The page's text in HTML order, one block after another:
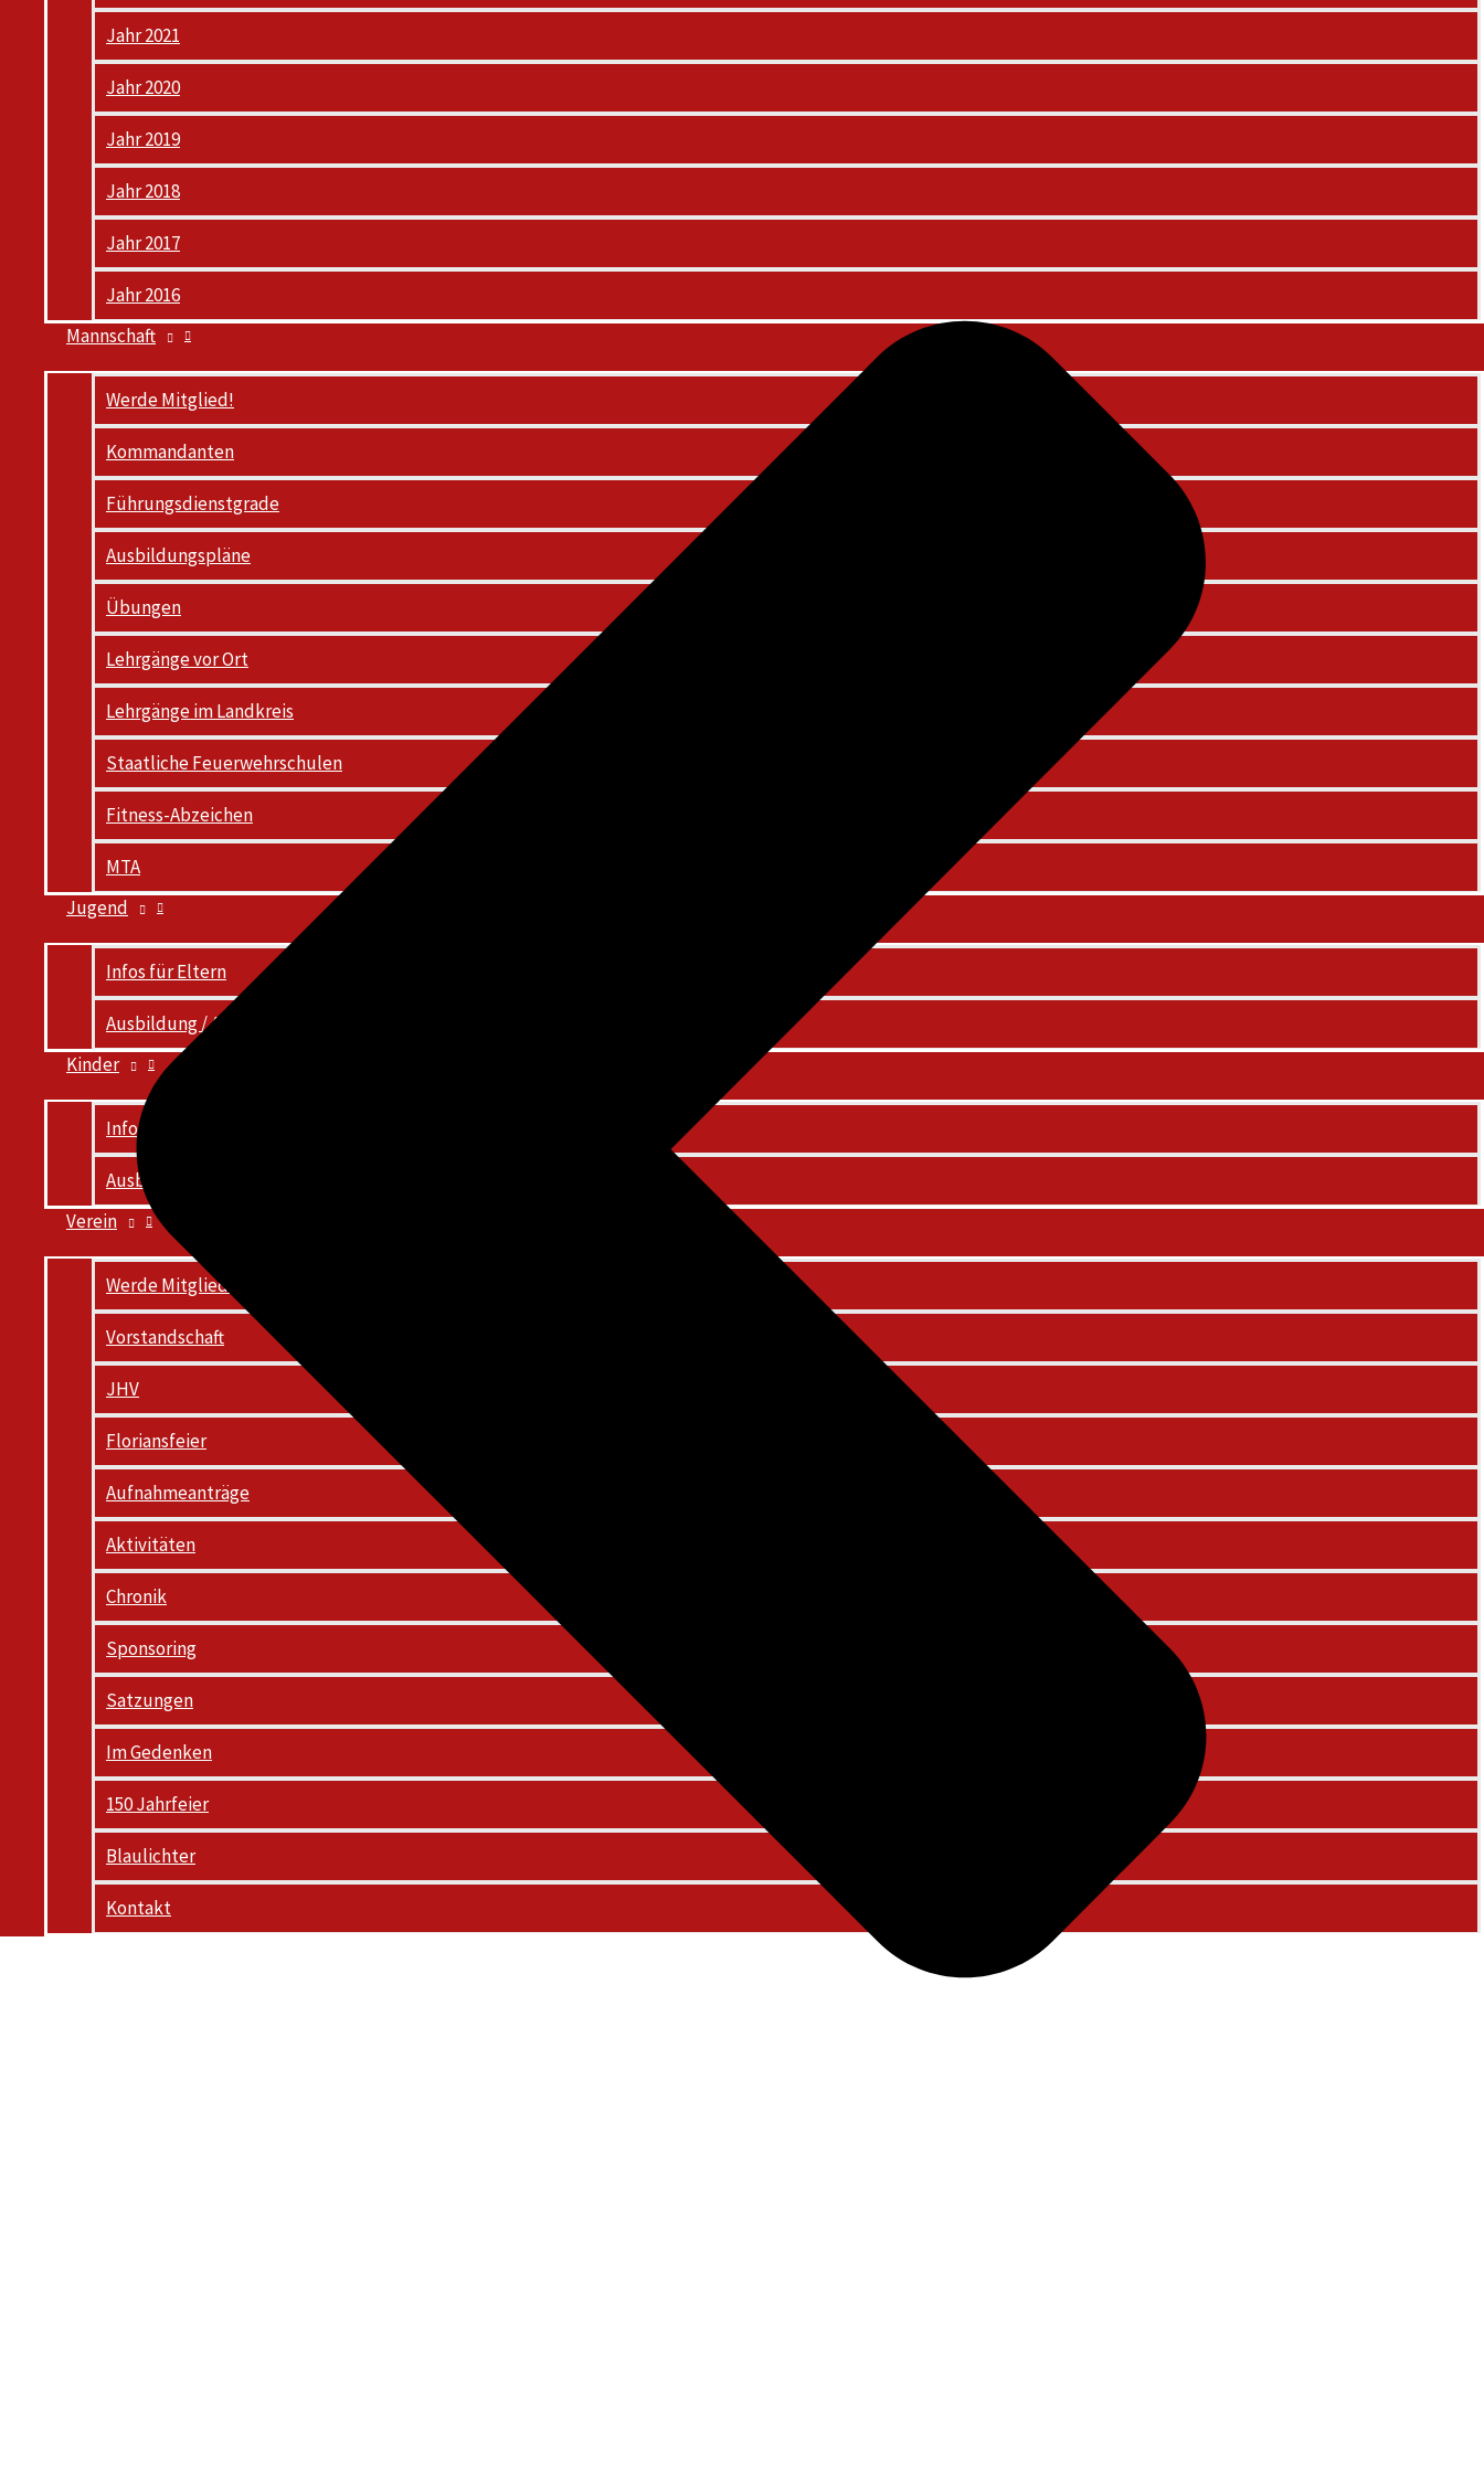
Jahr 2021
Jahr 2020
Jahr 2019
Jahr 2018
Jahr 2017
Jahr 2016
Mannschaft
Werde Mitglied!
Kommandanten
Führungsdienstgrade
Ausbildungspläne
Übungen
Lehrgänge vor Ort
Lehrgänge im Landkreis
Staatliche Feuerwehrschulen
Fitness-Abzeichen
MTA
Jugend
Infos für Eltern
Ausbildung / Aktivitäten
Kinder
Infos für Eltern
Ausbildung / Aktivitäten
Verein
Werde Mitglied!
Vorstandschaft
JHV
Floriansfeier
Aufnahmeanträge
Aktivitäten
Chronik
Sponsoring
Satzungen
Im Gedenken
150 Jahrfeier
Blaulichter
Kontakt